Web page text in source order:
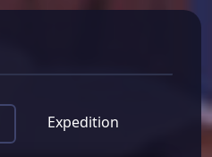
Expedition